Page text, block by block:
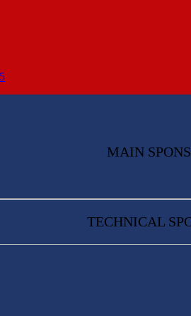
MAIN
TECHNICAL